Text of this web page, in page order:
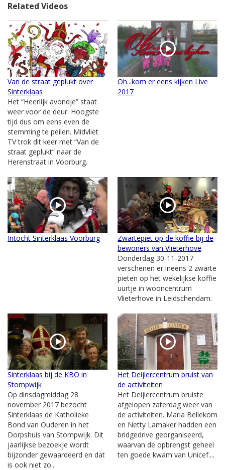
Related Videos
Van de straat geplukt over
Sinterklaas
Het “Heerlijk avondje” staat
weer voor de deur. Hoogste
tijd dus om eens even de
stemming te peilen. Midvliet
TV trok dit keer met “Van de
straat geplukt” naar de
Herenstraat in Voorburg.
Oh...kom er eens kijken Live
2017
Intocht Sinterklaas Voorburg
Zwartepiet op de koffie bij de
bewoners van Vlieterhove
Donderdag 30-11-2017
verschenen er ineens 2 zwarte
pieten op het wekelijkse koffie
uurtje in wooncentrum
Vlieterhove in Leidschendam.
Sinterklaas bij de KBO in
Stompwijk
Op dinsdagmiddag 28
november 2017 bezocht
Sinterklaas de Katholieke
Bond van Ouderen in het
Dorpshuis van Stompwijk. Dit
jaarlijkse bezoekje wordt
bijzonder gewaardeerd en dat
is ook niet zo...
Het Deijlercentrum bruist van
de activiteiten
Het Deijlercentrum bruiste
afgelopen zaterdag weer van
de activiteiten. Maria Bellekom
en Netty Lamaker hadden een
bridgedrive georganiseerd,
waarvan de opbrengst geheel
ten goede kwam van Unicef....